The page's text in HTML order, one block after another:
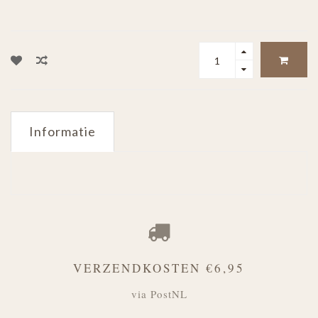
Informatie
VERZENDKOSTEN €6,95
via PostNL